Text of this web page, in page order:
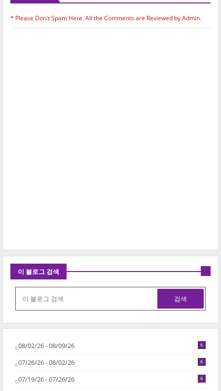
* Please Don't Spam Here. All the Comments are Reviewed by Admin.
이 블로그 검색
08/02/26 - 08/09/26 6
07/26/26 - 08/02/26 6
07/19/26 - 07/26/26 6